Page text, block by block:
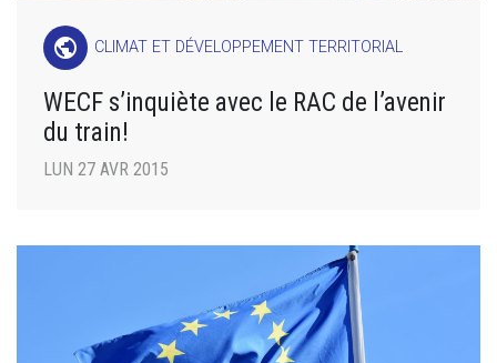
public CLIMAT ET DÉVELOPPEMENT TERRITORIAL
WECF s’inquiète avec le RAC de l’avenir
du train!
LUN 27 AVR 2015